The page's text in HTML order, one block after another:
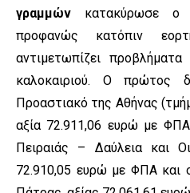
γραμμών κατακύρωσε ο
προφανώς κατόπιν
αντιμετωπίζει
καλοκαιριού. Ο πρώτος
Προαστιακό της Αθήνας
αξία 72.911,06 ευρώ με
Πειραιάς – Δαύλεια και
72.910,05 ευρώ με ΦΠΑ και